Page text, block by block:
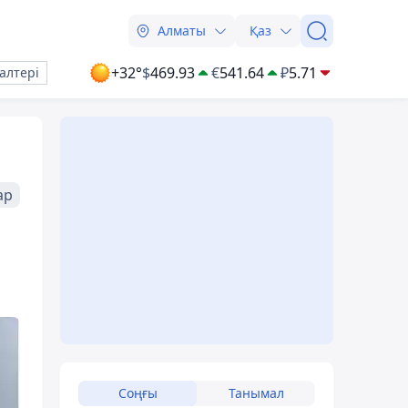
Алматы Қаз
+32°$469.93 €541.64 ₽5.71
Соңғы Танымал